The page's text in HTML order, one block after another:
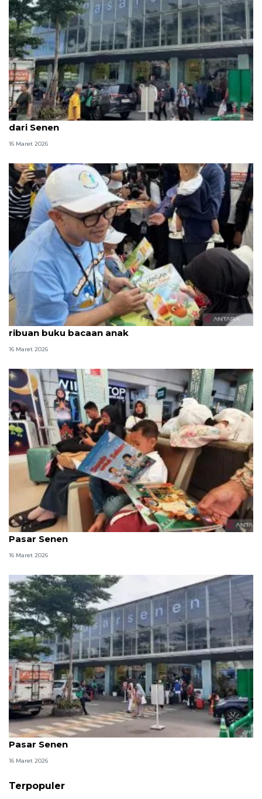
Balada menjemput rupiah di pengujung Ramadhan
dari Senen
16 Maret 2026
Semarakkan mudik, Kemendikdasmen bagikan
ribuan buku bacaan anak
16 Maret 2026
Wifi hingga buku gratis temani pemudik di Stasiun
Pasar Senen
16 Maret 2026
23 ribu penumpang kereta berangkat dari Stasiun
Pasar Senen
16 Maret 2026
Terpopuler